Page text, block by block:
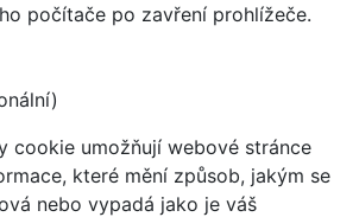
počítače po zavření prohlížeče.
cookie umožňují webové stránce
které mění způsob, jakým se
nebo vypadá jako je váš